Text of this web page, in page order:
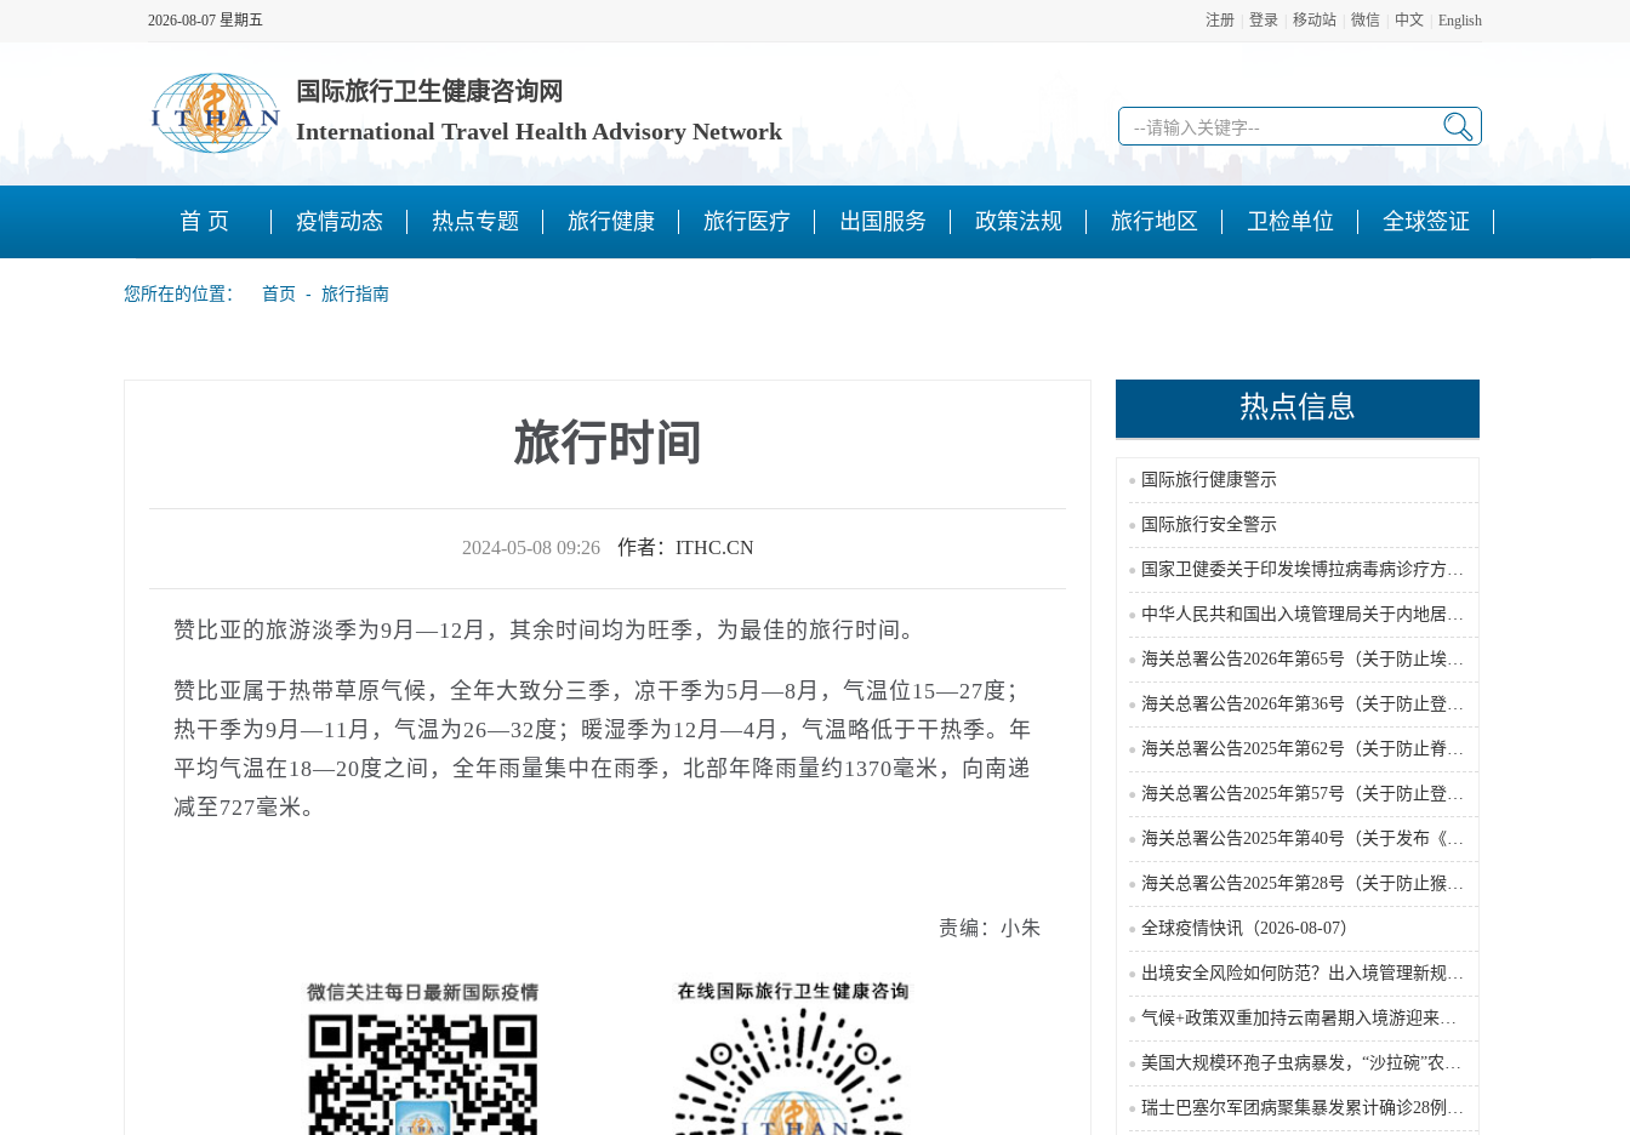
注册 登录 移动站 微信 中文 English
2026-08-07 星期五
国际旅行卫生健康咨询网
International Travel Health Advisory Network
首 页 疫情动态 热点专题 旅行健康 旅行医疗 出国服务 政策法规 旅行地区 卫检单位 全球签证
您所在的位置： 首页 ‐ 旅行指南
旅行时间
2024-05-08 09:26 作者：ITHC.CN
赞比亚的旅游淡季为9月—12月，其余时间均为旺季，为最佳的旅行时间。
赞比亚属于热带草原气候，全年大致分三季，凉干季为5月—8月，气温位15—27度；
热干季为9月—11月，气温为26—32度；暖湿季为12月—4月，气温略低于干热季。年
平均气温在18—20度之间，全年雨量集中在雨季，北部年降雨量约1370毫米，向南递
减至727毫米。
责编：小朱
热点信息
国际旅行健康警示
国际旅行安全警示
全球疫情快讯（2026-08-07）